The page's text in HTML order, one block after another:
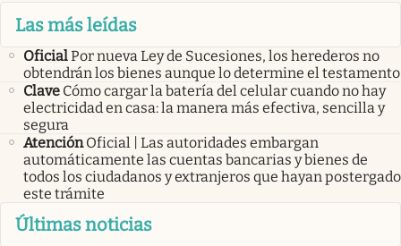
Las más leídas
OficialPor nueva Ley de Sucesiones, los herederos no
obtendrán los bienes aunque lo determine el testamento
Clave Cómo cargar la batería del celular cuando no hay
electricidad en casa: la manera más efectiva, sencilla y
segura
Atención Oficial | Las autoridades embargan
automáticamente las cuentas bancarias y bienes de
todos los ciudadanos y extranjeros que hayan postergado
este trámite
Últimas noticias